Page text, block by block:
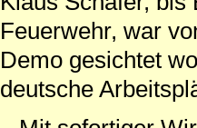
Feuerwehr, war
Demo gesichtet
deutsche